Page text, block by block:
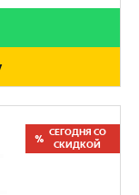
СЕГОДНЯ СО
СКИДКОЙ